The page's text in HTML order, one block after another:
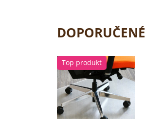
DOPORUČENÉ
Top produkt